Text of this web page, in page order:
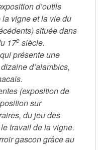
d’outils
vigne et la vie du
située dans
17e siècle.
présente une
d’alambics,
(exposition de
sur
du jeu des
travail de la vigne.
gascon grâce au